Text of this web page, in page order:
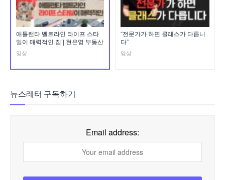
애틀랜타 벨트라인 라이프 스타
일이 매력적인 집 | 현은영 부동산
영상
“전문가가 하면 클래스가 다릅니
다”
영상
뉴스레터 구독하기
Email address: